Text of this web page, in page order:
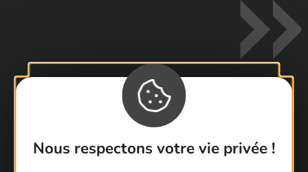
Nous respectons votre vie privée !
Contactez-nous !
Foire aux questions